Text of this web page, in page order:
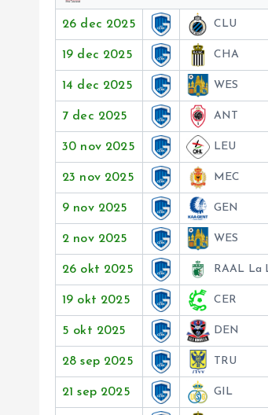
26 dec 2025 CLU
19 dec 2025 CHA
14 dec 2025 WES
7 dec 2025 ANT
30 nov 2025 LEU
23 nov 2025 MEC
9 nov 2025 GEN
2 nov 2025 WES
26 okt 2025 RAAL La
19 okt 2025 CER
5 okt 2025 DEN
28 sep 2025 TRU
21 sep 2025 GIL